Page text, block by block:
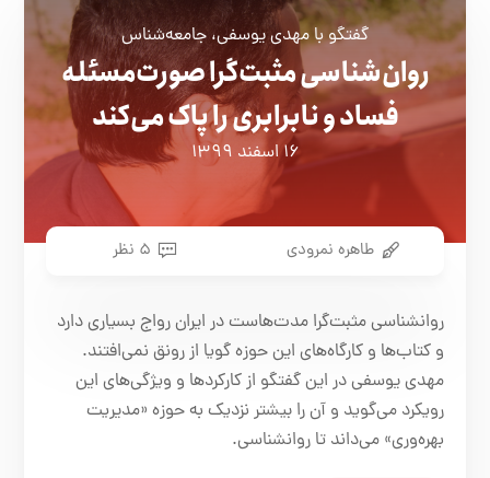
گفتگو با مهدی یوسفی، جامعه‌شناس
روان‌شناسی مثبت‌گرا صورت‌مسئله
فساد و نابرابری را پاک می‌کند
۱۶ اسفند ۱۳۹۹
طاهره نمرودی ۵ نظر
روانشناسی مثبت‌گرا مدت‌هاست در ایران رواج بسیاری دارد
و کتاب‌ها و کارگاه‌های این حوزه گویا از رونق نمی‌افتند.
مهدی یوسفی در این گفتگو از کارکردها و ویژگی‌های این
رویکرد می‌گوید و آن را بیشتر نزدیک به حوزه «مدیریت
بهره‌وری» می‌داند تا روانشناسی.